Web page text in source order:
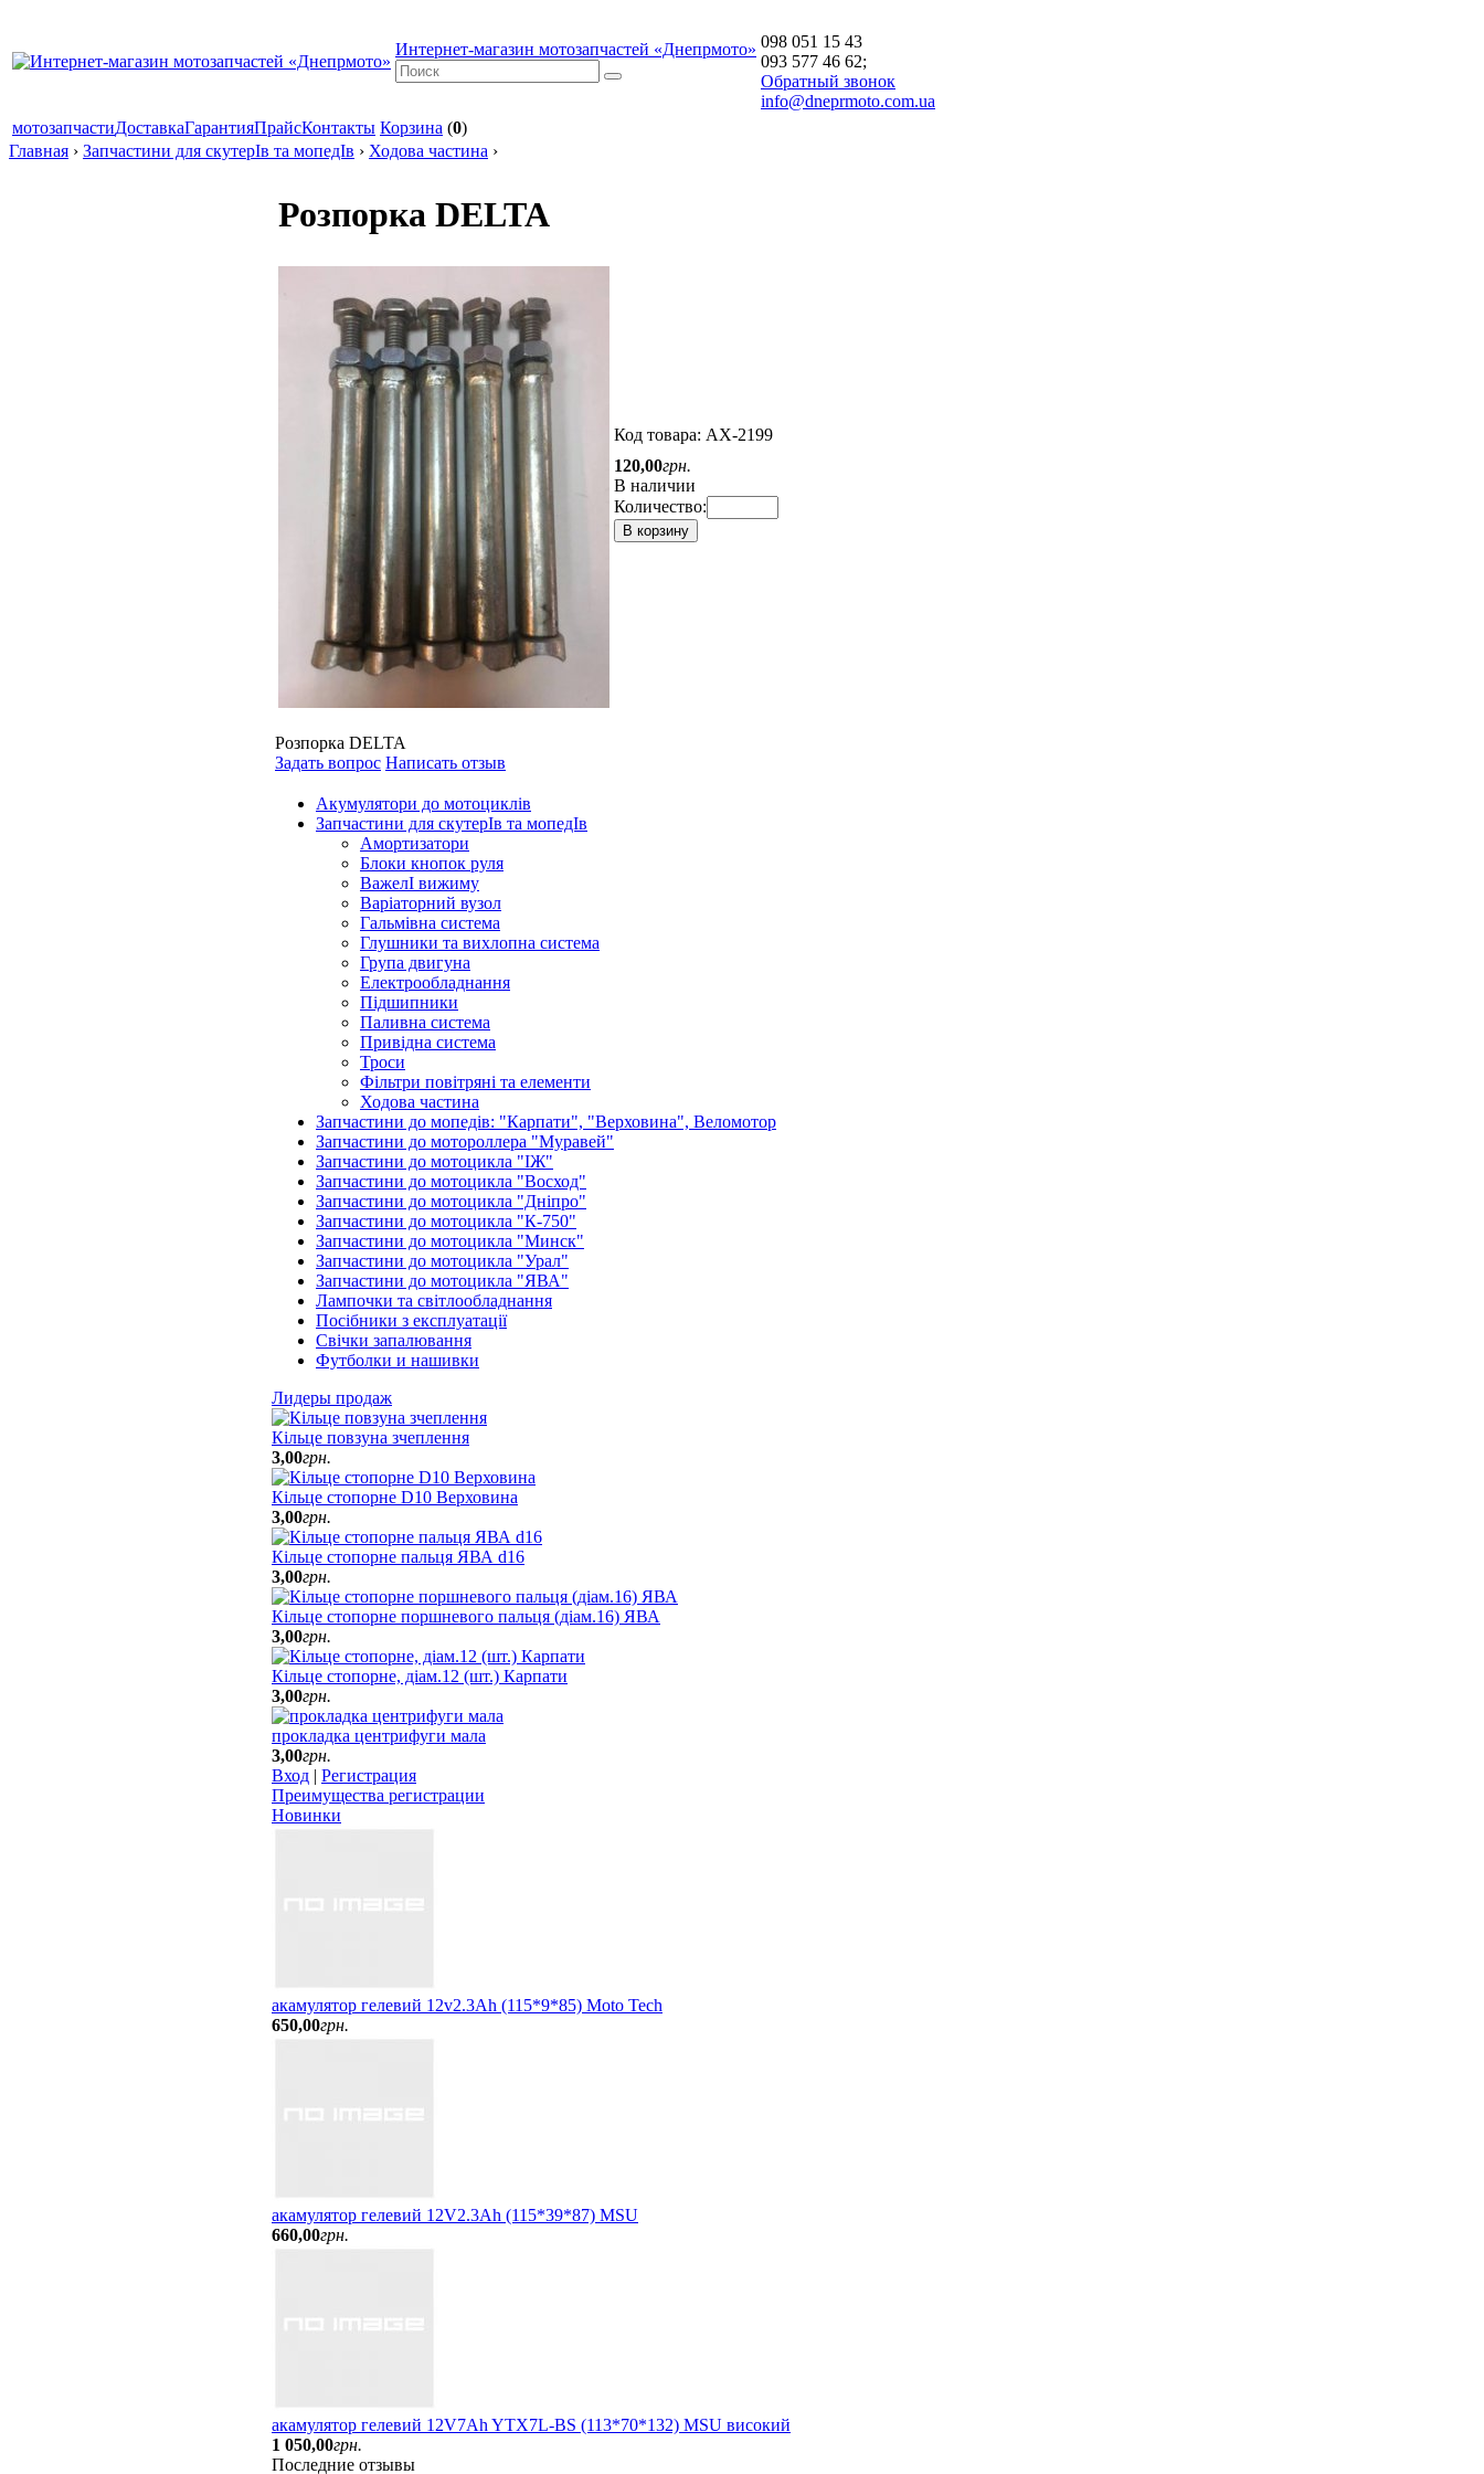
Интернет-магазин мотозапчастей «Днепрмото» 098 051 15 43
093 577 46 62;
Обратный звонок
info@dneprmoto.com.ua
мотозапчастиДоставкаГарантияПрайсКонтакты Корзина (0)
Главная › Запчастини для скутерІв та мопедІв › Ходова частина ›
Розпорка DELTA
Код товара: AX-2199
120,00грн.
В наличии
Количество:
В корзину
Розпорка DELTA
Задать вопрос Написать отзыв
Акумулятори до мотоциклів
Запчастини для скутерІв та мопедІв
Амортизатори
Блоки кнопок руля
ВажелІ вижиму
Варіаторний вузол
Гальмівна система
Глушники та вихлопна система
Група двигуна
Електрообладнання
Підшипники
Паливна система
Привідна система
Троси
Фільтри повітряні та елементи
Ходова частина
Запчастини до мопедів: "Карпати", "Верховина", Веломотор
Запчастини до мотороллера "Муравей"
Запчастини до мотоцикла "ІЖ"
Запчастини до мотоцикла "Восход"
Запчастини до мотоцикла "Дніпро"
Запчастини до мотоцикла "К-750"
Запчастини до мотоцикла "Минск"
Запчастини до мотоцикла "Урал"
Запчастини до мотоцикла "ЯВА"
Лампочки та світлообладнання
Посібники з експлуатації
Свічки запалювання
Футболки и нашивки
Лидеры продаж
Кільце повзуна зчеплення
3,00грн.
Кільце стопорне D10 Верховина
3,00грн.
Кільце стопорне пальця ЯВА d16
3,00грн.
Кільце стопорне поршневого пальця (діам.16) ЯВА
3,00грн.
Кільце стопорне, діам.12 (шт.) Карпати
3,00грн.
прокладка центрифуги мала
3,00грн.
Вход | Регистрация
Преимущества регистрации
Новинки
акамулятор гелевий 12v2.3Ah (115*9*85) Moto Tech
650,00грн.
акамулятор гелевий 12V2.3Ah (115*39*87) MSU
660,00грн.
акамулятор гелевий 12V7Ah YTX7L-BS (113*70*132) MSU високий
1 050,00грн.
Последние отзывы